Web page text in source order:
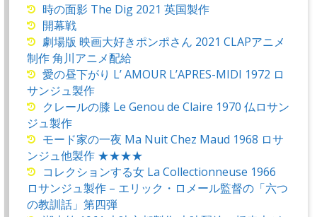
時の面影 The Dig 2021 英国製作
開幕戦
劇場版 映画大好きポンポさん 2021 CLAPアニメ
制作 角川アニメ配給
愛の昼下がり L’ AMOUR L’APRES-MIDI 1972 ロ
サンジュ製作
クレールの膝 Le Genou de Claire 1970 仏ロサン
ジュ製作
モード家の一夜 Ma Nuit Chez Maud 1968 ロサ
ンジュ他製作 ★★★★
コレクションする女 La Collectionneuse 1966
ロサンジュ製作 – エリック・ロメール監督の「六つ
の教訓話」第四弾